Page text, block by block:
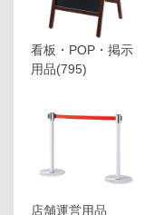
看板・POP・掲示
用品(795)
店舗運営用品